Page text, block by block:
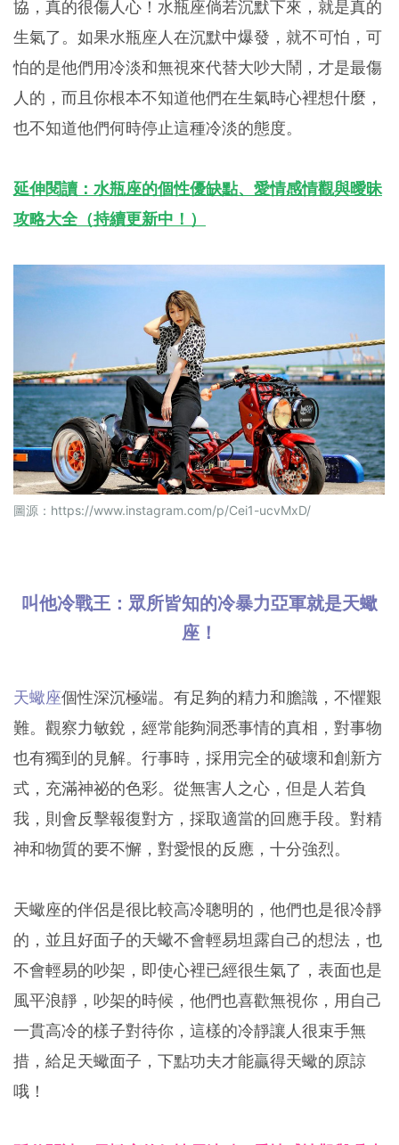
協，真的很傷人心！水瓶座倘若沉默下來，就是真的
生氣了。如果水瓶座人在沉默中爆發，就不可怕，可
怕的是他們用冷淡和無視來代替大吵大鬧，才是最傷
人的，而且你根本不知道他們在生氣時心裡想什麼，
也不知道他們何時停止這種冷淡的態度。
延伸閱讀：水瓶座的個性優缺點、愛情感情觀與曖昧
攻略大全（持續更新中！）
圖源： https://www.instagram.com/p/Cei1-ucvMxD/
叫他冷戰王：眾所皆知的冷暴力亞軍就是天蠍
座！
天蠍座個性深沉極端。有足夠的精力和膽識，不懼艱
難。觀察力敏銳，經常能夠洞悉事情的真相，對事物
也有獨到的見解。行事時，採用完全的破壞和創新方
式，充滿神祕的色彩。從無害人之心，但是人若負
我，則會反擊報復對方，採取適當的回應手段。對精
神和物質的要不懈，對愛恨的反應，十分強烈。
天蠍座的伴侶是很比較高冷聰明的，他們也是很冷靜
的，並且好面子的天蠍不會輕易坦露自己的想法，也
不會輕易的吵架，即使心裡已經很生氣了，表面也是
風平浪靜，吵架的時候，他們也喜歡無視你，用自己
一貫高冷的樣子對待你，這樣的冷靜讓人很束手無
措，給足天蠍面子，下點功夫才能贏得天蠍的原諒
哦！